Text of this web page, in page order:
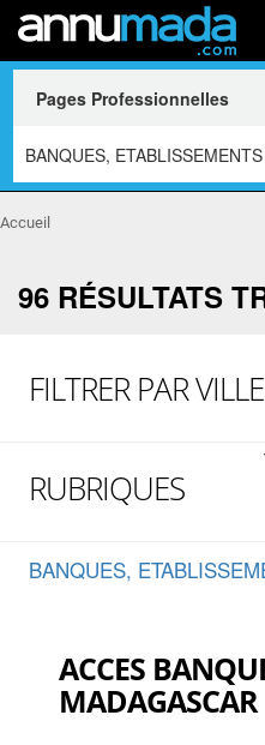
Accueil
96 RÉSULTATS
FILTRER PAR VILLE
RUBRIQUES
BANQUES,
ACCES
MADAGASCAR